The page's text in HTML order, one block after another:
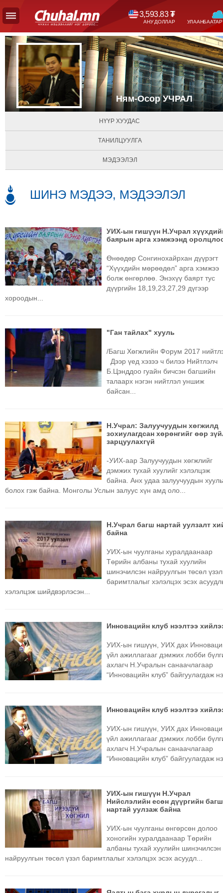
3,593.83₮
АНУ ДОЛЛАР
УЛС
ТӨР
НИЙГЭМ
ЭДИЙН
ЗАСАГ
ЭРҮҮЛ
МЭНД
БОЛОВСРОЛ
МЭДЭЭ
МЭДЭЭ
МЭДЭХҮЙ
ТЕХНОЛОГИ
ЭРДЭНЭТ
ҮЙЛДВЭРИЙН
ЭРГЭН
ТОЙРОНД
ЭРГЭН
ТОЙРОНД
"ОУВС"-
ИЙН
ЭРГЭН
ТАЙМ"ЫН
ЭРГЭН
ТОЙРОНД
ГРАНАТ
ДЭЛБЭРСЭН
ОСЛЫН
ТӨВСИЙН
ТОДОТГОЛЫН
ЭРГЭН
ТОЙРОНД
ЕРӨНХИЙЛӨГЧИЙН
СОНГУУЛИЙН
29
ДҮГЭЭР
СУРГУУЛИЙН
ЭРГЭН
ТОЙРОНД
ХУУЛИЙН
ЭРГЭН
ТОЙРОНД
ЕРӨНХИЙЛӨГЧИЙН
СОНГУУЛЬ-2017
Ням-ОсорУЧРАЛ
НҮҮР ХУУДАС
ТАНИЛЦУУЛГА
МЭДЭЭЛЭЛ
ШИНЭ МЭДЭЭ, МЭДЭЭЛЭЛ
УИХ-ын гишүүн Н.Учрал
баярын арга хэмжээнд
Өнөөдөр Сонгинохайрхан дүүрэгт
“Хүүхдийн мөрөөдөл” арга хэмжээ
болж өнгөрлөө. Энэхүү баярт тус
дүүргийн 18,19,23,27,29 дүгээр
хороодын...
"Ган тайлах" хууль
/Багш Хөгжлийн Форум 2017
Дээр үед хэзээ ч билээ Нийтлэлч
Б.Цэнддоо гуайн бичсэн багшийн
талаарх нэгэн нийтлэл уншиж
байсан...
Н.Учрал: Залуучуудын хөгжилд
зохиулагдсан хөрөнгийг өөр
зарцуулахгүй
-УИХ-аар Залуучуудын хөгжлийг
дэмжих тухай хуулийг хэлэлцэж
байна. Анх удаа залуучуудын
болох гэж байна. Монголы Услын залуус хүн амд оло...
Н.Учрал багш нартай уулзалт
байна
УИХ-ын чуулганы хуралдаанаар
Төрийн албаны тухай хуулийн
шинэчилсэн найруулгын төсөл үзэл
баримтлалыг хэлэлцэх эсэх
хэлэлцэж шийдвэрлэсэн...
Инновацийн клуб нээлтээ
УИХ-ын гишүүн, УИХ дах
үйл ажиллагааг дэмжих лобби
ахлагч Н.Учралын санаачлагаар
“Инновацийн клуб” байгуулагдаж
Инновацийн клуб нээлтээ
УИХ-ын гишүүн, УИХ дах
үйл ажиллагааг дэмжих лобби
ахлагч Н.Учралын санаачлагаар
“Инновацийн клуб” байгуулагдаж
УИХ-ын гишүүн Н.Учрал
Нийслэлийн есөн дүүргийн багш
нартай уулзаж байна
УИХ-ын чуулганы өнгөрсөн долоо
хоногийн хуралдаанаар Төрийн
албаны тухай хуулийн шинэчилсэн
найруулгын төсөл үзэл баримтлалыг хэлэлцэх эсэх асуудл...